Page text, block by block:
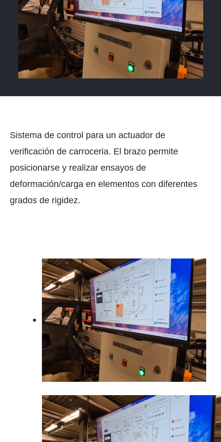
Sistema de control para un actuador de
verificación de carroceria. El brazo permite
posicionarse y realizar ensayos de
deformación/carga en elementos con diferentes
grados de rigidez.